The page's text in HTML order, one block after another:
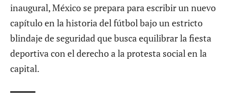
inaugural, México se prepara para escribir un nuevo
capítulo en la historia del fútbol bajo un estricto
blindaje de seguridad que busca equilibrar la fiesta
deportiva con el derecho a la protesta social en la
capital.